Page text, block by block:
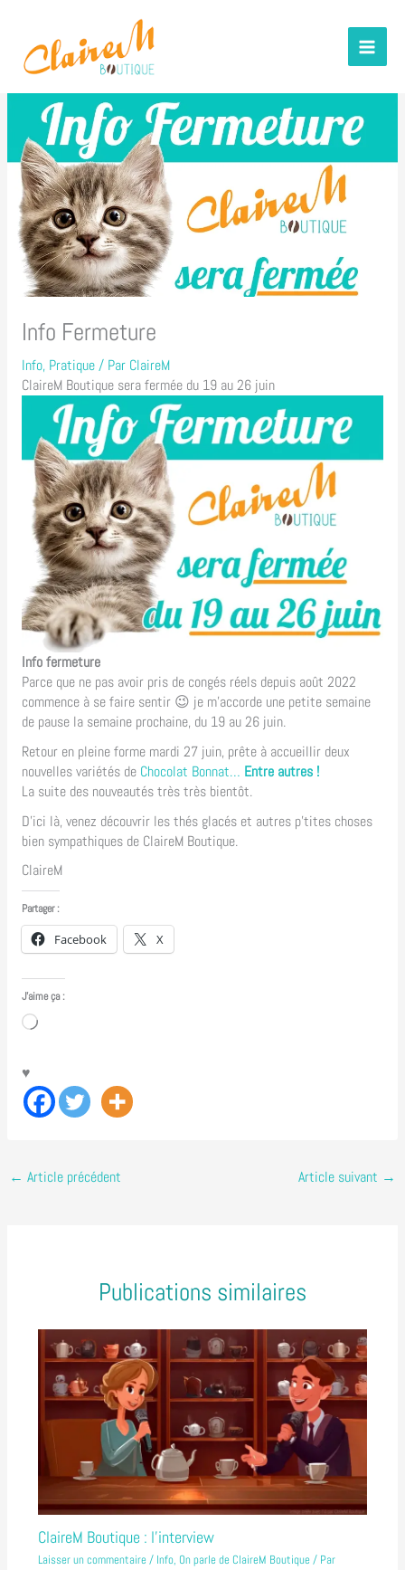
contenu
Info Fermeture
Info, Pratique/ Par ClaireM
ClaireM Boutique sera fermée du 19 au 26 juin
Info fermeture
Parce que ne pas avoir pris de congés réels depuis août 2022
commence à se faire sentir 😉 je m’accorde une petite semaine
de pause la semaine prochaine, du 19 au 26 juin.
Retour en pleine forme mardi 27 juin, prête à accueillir deux
nouvelles variétés de Chocolat Bonnat… Entre autres !
La suite des nouveautés très très bientôt.
D’ici là, venez découvrir les thés glacés et autres p’tites choses
bien sympathiques de ClaireM Boutique.
ClaireM
Partager :
Facebook X
J’aime ça :
Chargement…
♥
← Article précédent Article suivant →
Publications similaires
ClaireM Boutique : l’interview
Laisser un commentaire / Info, On parle de ClaireM Boutique/ Par